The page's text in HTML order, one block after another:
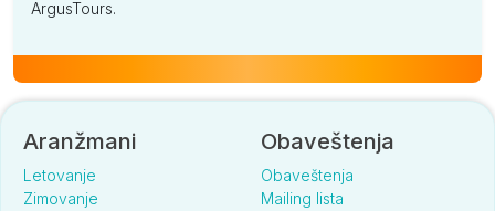
ArgusTours.
Aranžmani
Letovanje
Zimovanje
Obaveštenja
Obaveštenja
Mailing lista